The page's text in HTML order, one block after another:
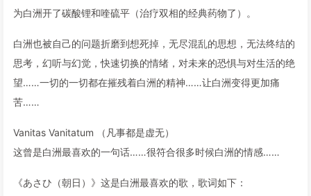
为白洲开了碳酸锂和喹硫平（治疗双相的经典药物了）。
白洲也被自己的问题折磨到想死掉，无尽混乱的思想，无法终结的
思考，幻听与幻觉，快速切换的情绪，对未来的恐惧与对生活的绝
望……一切的一切都在摧残着白洲的精神……让白洲变得更加痛
苦……
Vanitas Vanitatum （凡事都是虚无）
这曾是白洲最喜欢的一句话……很符合很多时候白洲的情感……
《あさひ（朝日）》这是白洲最喜欢的歌，歌词如下：